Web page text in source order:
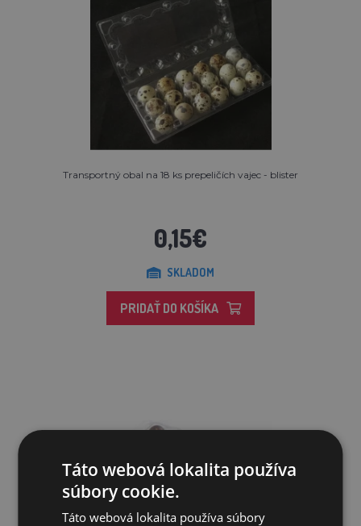
Transportný obal na 18 ks prepeličích vajec - blister
0,15€
SKLADOM
PRIDAŤ DO KOŠÍKA
Táto webová lokalita používa
súbory cookie.
Táto webová lokalita používa súbory